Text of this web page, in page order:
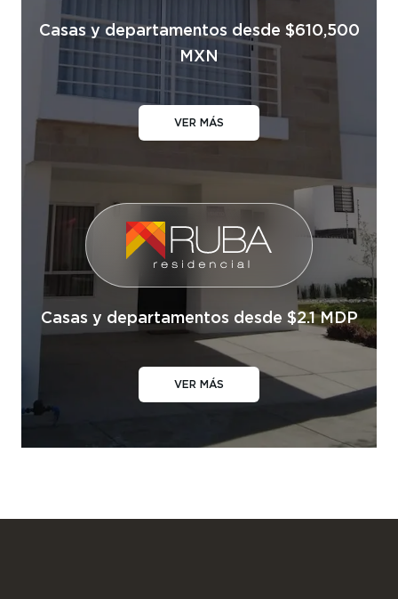
Casas y departamentos desde $610,500
MXN
VER MÁS
Casas y departamentos desde $2.1 MDP
VER MÁS